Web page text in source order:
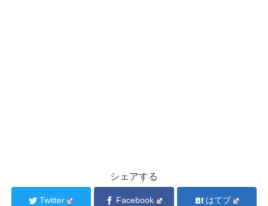
シェアする
Twitter Facebook はてブ